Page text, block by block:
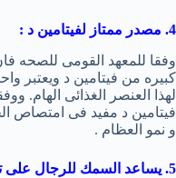
4. مصدر ممتاز لفيتامين د :
وفقا للمعهد القومى للصحه
كبيره من فيتامين د ويعتبر
لهذا العنصر الغذائى الهام.
فيتامين د مفيد فى امتصاص
و نمو العظام .
5. يساعد السمك للرجال على تحسين صحه العين و الرؤيه :